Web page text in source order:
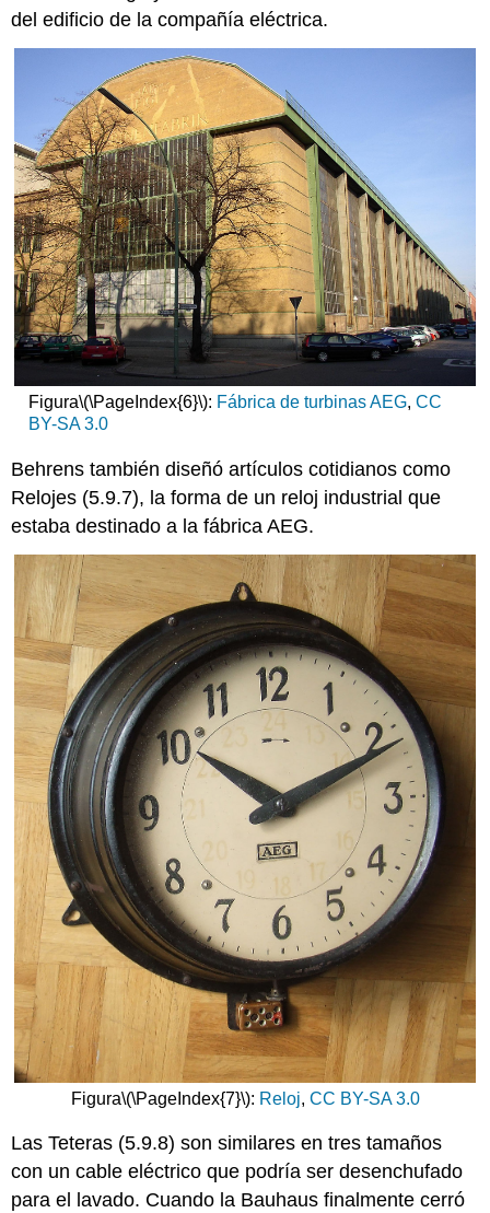
del edificio de la compañía eléctrica.
Figura\(\PageIndex{6}\): Fábrica de turbinas AEG, CC
BY-SA 3.0
Behrens también diseñó artículos cotidianos como
Relojes (5.9.7), la forma de un reloj industrial que
estaba destinado a la fábrica AEG.
Figura\(\PageIndex{7}\): Reloj, CC BY-SA 3.0
Las Teteras (5.9.8) son similares en tres tamaños
con un cable eléctrico que podría ser desenchufado
para el lavado. Cuando la Bauhaus finalmente cerró